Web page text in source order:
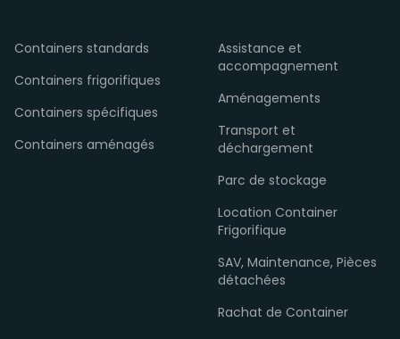
Containers standards
Containers frigorifiques
Containers spécifiques
Containers aménagés
Assistance et
accompagnement
Aménagements
Transport et
déchargement
Parc de stockage
Location Container
Frigorifique
SAV, Maintenance, Pièces
détachées
Rachat de Container